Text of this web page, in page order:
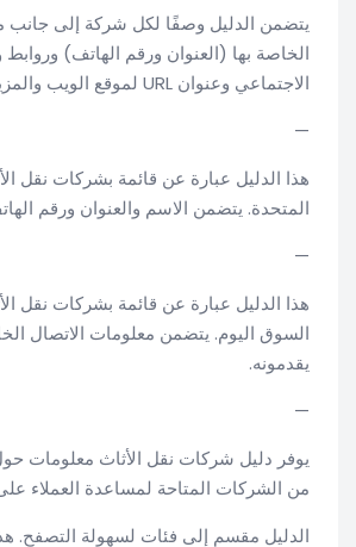
يتضمن الدليل وصفًا لكل شركة إلى جانب
الخاصة بها (العنوان ورقم الهاتف)
الاجتماعي وعنوان URL لموقع الويب والمزيد.
—
هذا الدليل عبارة عن قائمة بشركات نقل
المتحدة. يتضمن الاسم والعنوان ورقم
—
هذا الدليل عبارة عن قائمة بشركات نقل
السوق اليوم. يتضمن معلومات الاتصال
يقدمونه.
—
يوفر دليل شركات نقل الأثاث معلومات حول
من الشركات المتاحة لمساعدة العملاء
الدليل مقسم إلى فئات لسهولة التصفح.